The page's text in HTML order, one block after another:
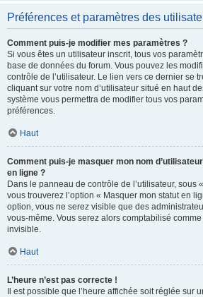
Préférences et paramètres des
Comment puis-je modifier mes paramètres ?
Si vous êtes un utilisateur inscrit, tous vos
base de données du forum. Vous pouvez les
contrôle de l’utilisateur. Le lien vers ce dernier se
cliquant sur votre nom d’utilisateur situé en haut
système vous permettra de modifier tous vos
préférences.
Haut
Comment puis-je masquer mon nom
en ligne ?
Dans le panneau de contrôle de l’utilisateur, sous
vous trouverez l’option « Masquer mon statut en
option, vous ne serez visible que des
vous-même. Vous serez alors comptabilisé
invisible.
Haut
L’heure n’est pas correcte !
Il est possible que l’heure affichée soit réglée sur